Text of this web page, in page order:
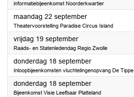
informatiebijeenkomst Noorderkwartier
maandag 22 september2025
Theatervoorstelling Paradise Circus Island
vrijdag 19 september2025
Raads- en Statenledendag Regio Zwolle
donderdag 18 september2025
Inloopbijeenkomsten vluchtelingenopvang De Tippe
donderdag 18 september2025
Bijeenkomst Visie Leefbaar Platteland